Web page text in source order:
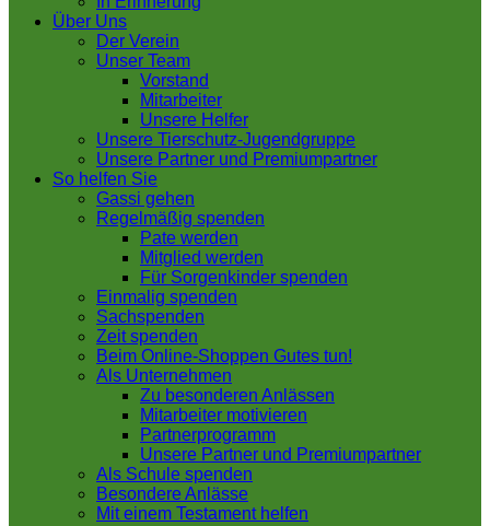
Über Uns
Der Verein
Unser Team
Vorstand
Mitarbeiter
Unsere Helfer
Unsere Tierschutz-Jugendgruppe
Unsere Partner und Premiumpartner
So helfen Sie
Gassi gehen
Regelmäßig spenden
Pate werden
Mitglied werden
Für Sorgenkinder spenden
Einmalig spenden
Sachspenden
Zeit spenden
Beim Online-Shoppen Gutes tun!
Als Unternehmen
Zu besonderen Anlässen
Mitarbeiter motivieren
Partnerprogramm
Unsere Partner und Premiumpartner
Als Schule spenden
Besondere Anlässe
Mit einem Testament helfen